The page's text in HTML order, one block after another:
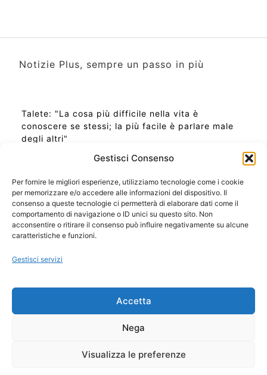
Gestisci Consenso
Per fornire le migliori esperienze, utilizziamo tecnologie come i cookie
per memorizzare e/o accedere alle informazioni del dispositivo. Il
consenso a queste tecnologie ci permetterà di elaborare dati come il
comportamento di navigazione o ID unici su questo sito. Non
acconsentire o ritirare il consenso può influire negativamente su alcune
caratteristiche e funzioni.
Gestisci servizi
Accetta
Nega
Visualizza le preferenze
Notizie Plus, sempre un passo in più
Talete: "La cosa più difficile nella vita è
conoscere se stessi; la più facile è parlare male
degli altri"
Ora Esatta in Italia in questo momento
Ti Senti Strano Ultimamente? Potrebbe Essere per
la Risonanza di Schumann
Come Sapere Se Stai Ascendendo alla Quinta
Copyright 2026 NotiziePlus.com
📰 Contenuto Umano Verificato
Privacy Coockie
Pubblicità